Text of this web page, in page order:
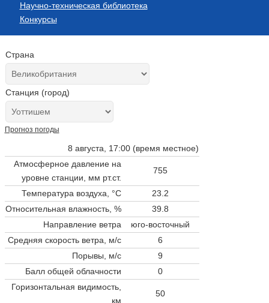
Научно-техническая библиотека
Конкурсы
Страна
Станция (город)
Прогноз погоды
8 августа, 17:00 (время местное)
Атмосферное давление на
уровне станции, мм рт.ст.
755
Температура воздуха, °C
23.2
Относительная влажность, %
39.8
Направление ветра
юго-восточный
Средняя скорость ветра, м/с
6
Порывы, м/с
9
Балл общей облачности
0
Горизонтальная видимость,
км
50